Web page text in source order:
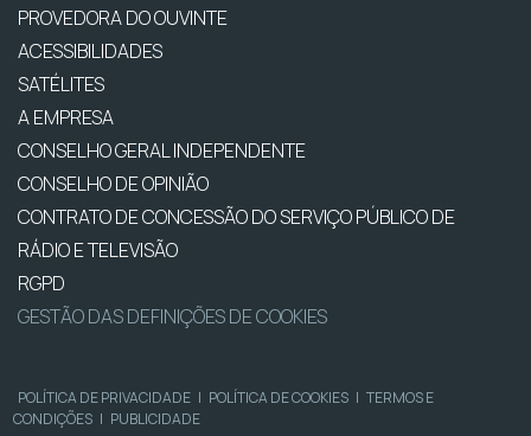
PROVEDORA DO OUVINTE
ACESSIBILIDADES
SATÉLITES
A EMPRESA
CONSELHO GERAL INDEPENDENTE
CONSELHO DE OPINIÃO
CONTRATO DE CONCESSÃO DO SERVIÇO PÚBLICO DE
RÁDIO E TELEVISÃO
RGPD
GESTÃO DAS DEFINIÇÕES DE COOKIES
POLÍTICA DE PRIVACIDADE | POLÍTICA DE COOKIES | TERMOS E
CONDIÇÕES | PUBLICIDADE